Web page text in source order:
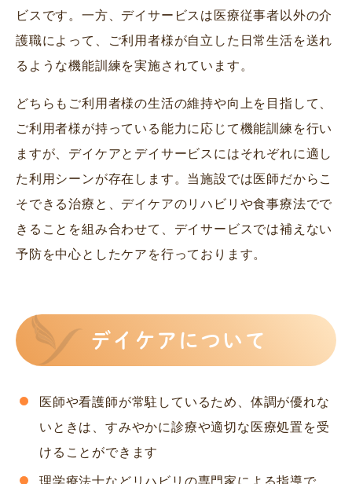
ビスです。一方、デイサービスは医療従事者以外の介
護職によって、ご利用者様が自立した日常生活を送れ
るような機能訓練を実施されています。
どちらもご利用者様の生活の維持や向上を目指して、
ご利用者様が持っている能力に応じて機能訓練を行い
ますが、デイケアとデイサービスにはそれぞれに適し
た利用シーンが存在します。当施設では医師だからこ
そできる治療と、デイケアのリハビリや食事療法でで
きることを組み合わせて、デイサービスでは補えない
予防を中心としたケアを行っております。
デイケアについて
医師や看護師が常駐しているため、体調が優れな
いときは、すみやかに診療や適切な医療処置を受
けることができます
理学療法士などリハビリの専門家による指導で、